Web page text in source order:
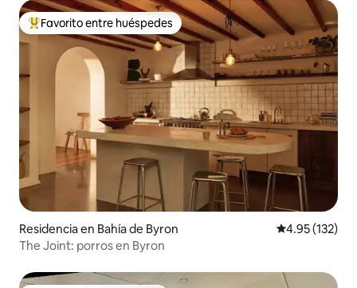
De los mejores en Favorito entre huéspedes
Favorito entre huéspedes
Residencia en Bahía de Byron Calificación
4.95 (132)
The Joint: porros en Byron